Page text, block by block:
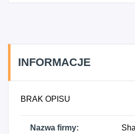
INFORMACJE
BRAK OPISU
Nazwa firmy: